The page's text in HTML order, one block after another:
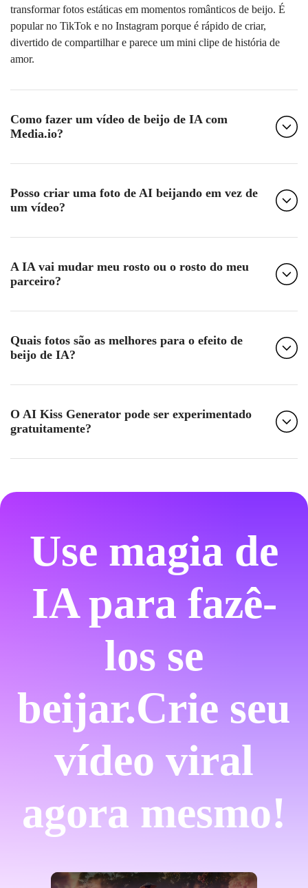
transformar fotos estáticas em momentos românticos de beijo. É
popular no TikTok e no Instagram porque é rápido de criar,
divertido de compartilhar e parece um mini clipe de história de
amor.
Como fazer um vídeo de beijo de IA com
Media.io?
Posso criar uma foto de AI beijando em vez de
um vídeo?
A IA vai mudar meu rosto ou o rosto do meu
parceiro?
Quais fotos são as melhores para o efeito de
beijo de IA?
O AI Kiss Generator pode ser experimentado
gratuitamente?
Use magia de
IA para fazê-
los se
beijar.Crie seu
vídeo viral
agora mesmo!